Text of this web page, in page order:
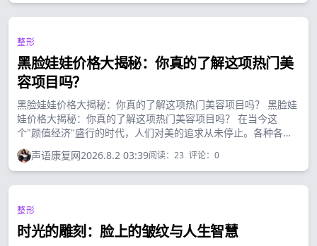
整形
黑脸娃娃价格大揭秘：你真的了解这项热门美
容项目吗？
黑脸娃娃价格大揭秘：你真的了解这项热门美容项目吗？ 黑脸娃
娃价格大揭秘：你真的了解这项热门美容项目吗？ 在当今这
个"颜值经济"盛行的时代，人们对美的追求从未停止。各种各样
的美容项目如雨后春笋般涌现，其中"黑脸娃娃"凭借其显著的效
果和相对较低的风险，成为了许多爱美人士的首选。...
声语康复网2026.8.2 03:39阅读： 23 评论： 0
整形
时光的雕刻：脸上的皱纹与人生智慧